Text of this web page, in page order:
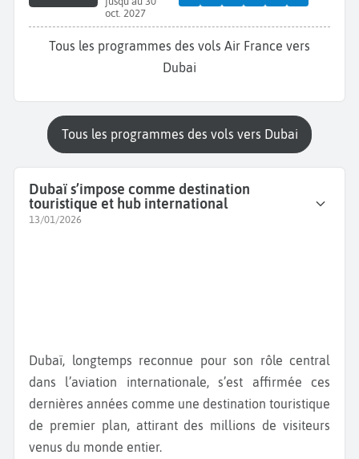
oct. 2027
Tous les programmes des vols Air France vers
Dubai
Tous les programmes des vols vers Dubai
Dubaï s’impose comme destination
touristique et hub international
13/01/2026
Dubaï, longtemps reconnue pour son rôle central
dans l’aviation internationale, s’est affirmée ces
dernières années comme une destination touristique
de premier plan, attirant des millions de visiteurs
venus du monde entier.